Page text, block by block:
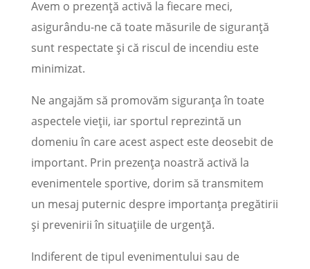
Avem o prezență activă la fiecare meci,
asigurându-ne că toate măsurile de siguranță
sunt respectate și că riscul de incendiu este
minimizat.
Ne angajăm să promovăm siguranța în toate
aspectele vieții, iar sportul reprezintă un
domeniu în care acest aspect este deosebit de
important. Prin prezența noastră activă la
evenimentele sportive, dorim să transmitem
un mesaj puternic despre importanța pregătirii
și prevenirii în situațiile de urgență.
Indiferent de tipul evenimentului sau de